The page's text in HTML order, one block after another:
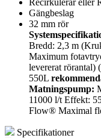
Gängbeslag
32 mm rör
Bredd: 2,3 m
Maximum
levererat
550L
Matningspump:
11000 l/t Effekt:
Flow® Maximal
Specifikationer